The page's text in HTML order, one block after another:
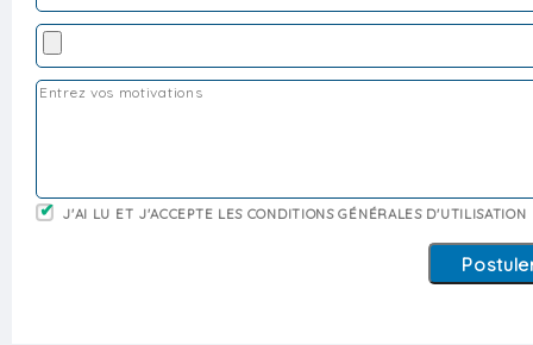
J'AI LU ET J'ACCEPTE LES CONDITIONS GÉNÉRALES D'UTILISATION